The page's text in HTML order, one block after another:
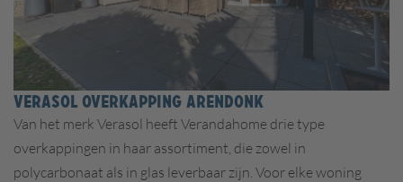
VERASOL OVERKAPPING ARENDONK
Van het merk Verasol heeft Verandahome drie type
overkappingen in haar assortiment, die zowel in
polycarbonaat als in glas leverbaar zijn. Voor elke woning